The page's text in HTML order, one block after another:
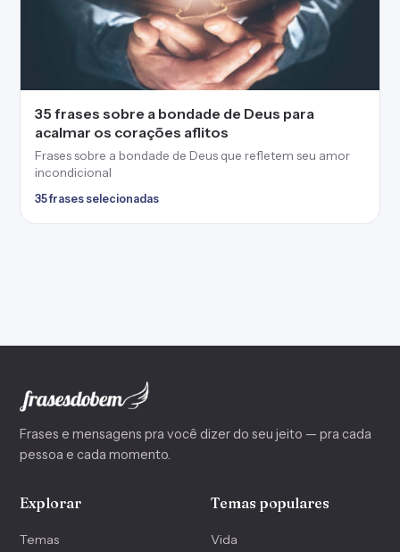
35 frases sobre a bondade de Deus para
acalmar os corações aflitos
Frases sobre a bondade de Deus que refletem seu amor
incondicional
35 frases selecionadas
Frases e mensagens pra você dizer do seu jeito — pra cada
pessoa e cada momento.
Explorar
Temas
Temas populares
Vida